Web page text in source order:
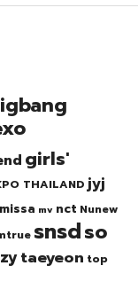
girls'
THAILAND jyj
missa mv nct Nunew
snsdso
taeyeon top